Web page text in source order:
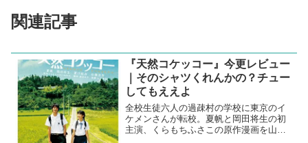
関連記事
『天然コケッコー』今更レビュー
｜そのシャツくれんかの？チュー
してもええよ
全校生徒六人の過疎村の学校に東京のイ
ケメンさんが転校。夏帆と岡田将生の初
主演、くらもちふさこの原作漫画を山下